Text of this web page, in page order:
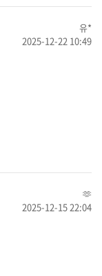
유*
2025-12-22 10:49
🫶
2025-12-15 22:04